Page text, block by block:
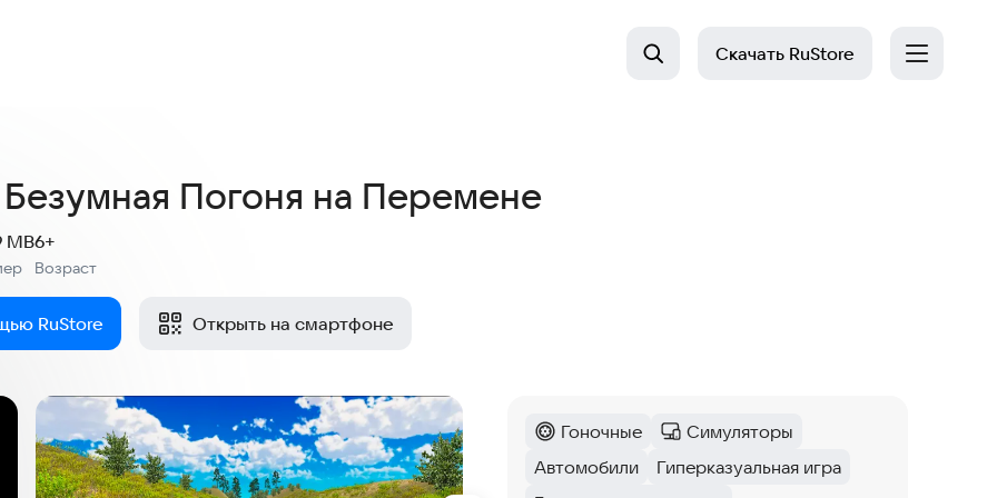
Скачать RuStore
Погоня на Перемене
MB
Возраст
6+
RuStore Открыть на смартфоне
Категория:
Гоночные
Категория:
Симуляторы
Тег:
Автомобили
Тег:
Гиперказуальная игра